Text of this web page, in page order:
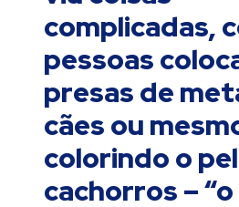
complicadas,
pessoas
presas de
cães ou
colorindo o
cachorros –